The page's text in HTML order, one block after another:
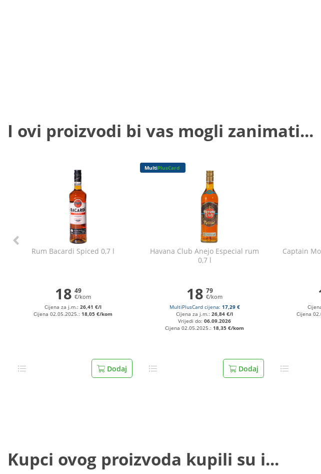
I ovi proizvodi bi vas mogli zanimati...
Rum Bacardi Spiced 0,7 l
18 49
€/kom
Cijena za j.m.:26,41 €/l
Cijena 02.05.2025.:18,05 €/kom
Dodaj
MultiPlusCard
Havana Club Anejo Especial rum
0,7 l
18 79
€/kom
MultiPlusCard cijena: 17,29 €
Cijena za j.m.:26,84 €/l
Vrijedi do:06.09.2026
Cijena 02.05.2025.:18,35 €/kom
Dodaj
Captain
Cijena
Kupci ovog proizvoda kupili su i...